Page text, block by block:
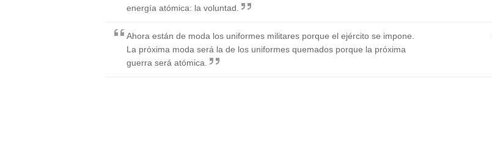
energía atómica: la voluntad.
Ahora están de moda los uniformes militares porque el ejército se impone.
La próxima moda será la de los uniformes quemados porque la próxima
guerra será atómica.